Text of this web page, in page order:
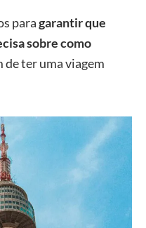
paragarantir que
sobre como
de ter uma viagem